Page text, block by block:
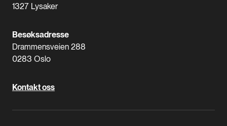
1327 Lysaker
Besøksadresse
Drammensveien 288
0283 Oslo
Kontakt oss